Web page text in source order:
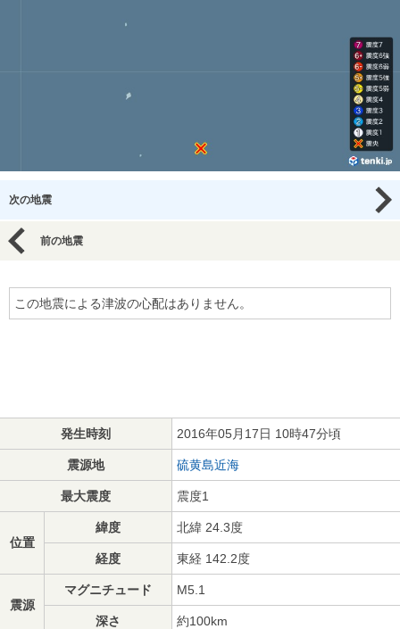
次の地震
前の地震
この地震による津波の心配はありません。
発生時刻 2016年05月17日 10時47分頃
震源地 硫黄島近海
最大震度 震度1
位置
緯度 北緯 24.3度
経度 東経 142.2度
震源
マグニチュード M5.1
深さ 約100km